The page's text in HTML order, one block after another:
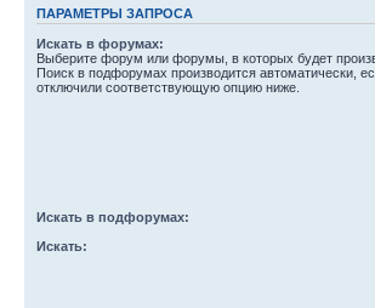
ПАРАМЕТРЫ ЗАПРОСА
Искать в форумах:
Выберите форум или форумы, в которых будет
Поиск в подфорумах производится автоматически,
отключили соответствующую опцию ниже.
Искать в подфорумах:
Искать: